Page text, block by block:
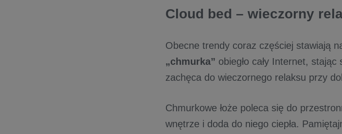
Cloud bed – wieczorny
Obecne trendy coraz częściej stawiają
„chmurka” obiegło cały Internet,
zachęca do wieczornego relaksu przy
Chmurkowe łoże poleca się do
wnętrze i doda do niego ciepła.